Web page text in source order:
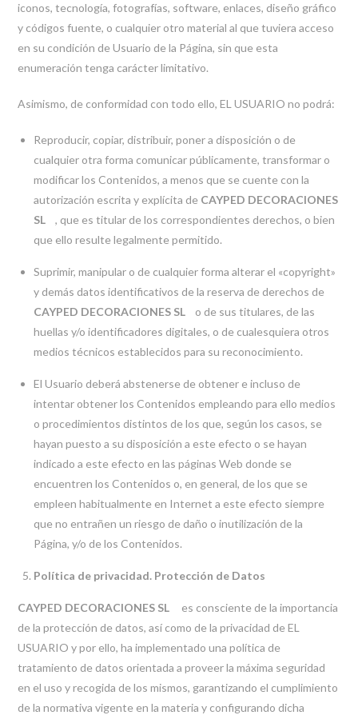
iconos, tecnología, fotografías, software, enlaces, diseño gráfico
y códigos fuente, o cualquier otro material al que tuviera acceso
en su condición de Usuario de la Página, sin que esta
enumeración tenga carácter limitativo.
Asimismo, de conformidad con todo ello, EL USUARIO no podrá:
Reproducir, copiar, distribuir, poner a disposición o de
cualquier otra forma comunicar públicamente, transformar o
modificar los Contenidos, a menos que se cuente con la
autorización escrita y explícita de CAYPED DECORACIONES
SL
, que es titular de los correspondientes derechos, o bien
que ello resulte legalmente permitido.
Suprimir, manipular o de cualquier forma alterar el «copyright»
y demás datos identificativos de la reserva de derechos de
CAYPED DECORACIONES SL o de sus titulares, de las
huellas y/o identificadores digitales, o de cualesquiera otros
medios técnicos establecidos para su reconocimiento.
El Usuario deberá abstenerse de obtener e incluso de
intentar obtener los Contenidos empleando para ello medios
o procedimientos distintos de los que, según los casos, se
hayan puesto a su disposición a este efecto o se hayan
indicado a este efecto en las páginas Web donde se
encuentren los Contenidos o, en general, de los que se
empleen habitualmente en Internet a este efecto siempre
que no entrañen un riesgo de daño o inutilización de la
Página, y/o de los Contenidos.
Política de privacidad. Protección de Datos
CAYPED DECORACIONES SL
es consciente de la importancia
de la protección de datos, así como de la privacidad de EL
USUARIO y por ello, ha implementado una política de
tratamiento de datos orientada a proveer la máxima seguridad
en el uso y recogida de los mismos, garantizando el cumplimiento
de la normativa vigente en la materia y configurando dicha